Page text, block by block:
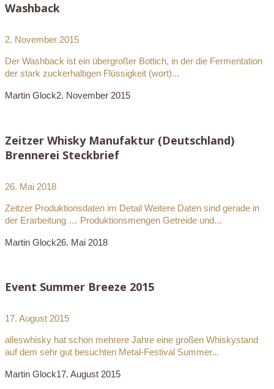
Washback
2. November 2015
Der Washback ist ein übergroßer Bottich, in der die Fermentation
der stark zuckerhaltigen Flüssigkeit (wort)...
Martin Glock2. November 2015
Zeitzer Whisky Manufaktur (Deutschland)
Brennerei Steckbrief
26. Mai 2018
Zeitzer Produktionsdaten im Detail Weitere Daten sind gerade in
der Erarbeitung … Produktionsmengen Getreide und...
Martin Glock26. Mai 2018
Event Summer Breeze 2015
17. August 2015
alleswhisky hat schon mehrere Jahre eine großen Whiskystand
auf dem sehr gut besuchten Metal-Festival Summer...
Martin Glock17. August 2015